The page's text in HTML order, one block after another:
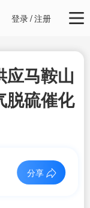
登录/注册
应马鞍山
脱硫催化
分享